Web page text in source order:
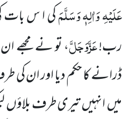
عَلَیْہِ وَاٰلِہٖ وَسَلَّمَکی ا س
رب!عَزَّوَجَلَّ، تو نے مجھے
ڈرانے کا حکم دیا اور ان کی
میں انہیں تیری طرف